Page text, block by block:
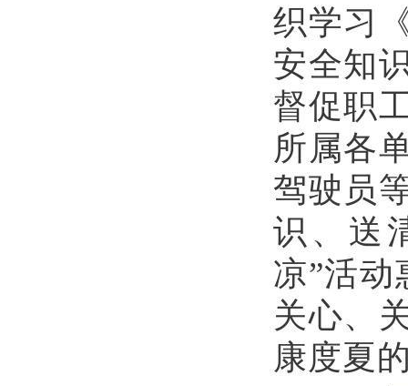
织学习
安全知
督促职
所属各
驾驶员
识、送
凉”活动
关心、
康度夏